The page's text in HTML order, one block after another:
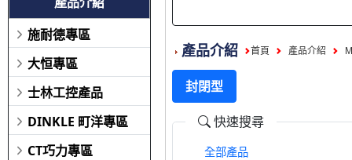
施耐德專區
大恒專區
士林工控產品
DINKLE 町洋專區
CT巧力專區
產品介紹 首頁 產品介紹
封閉型
快速搜尋
全部產品